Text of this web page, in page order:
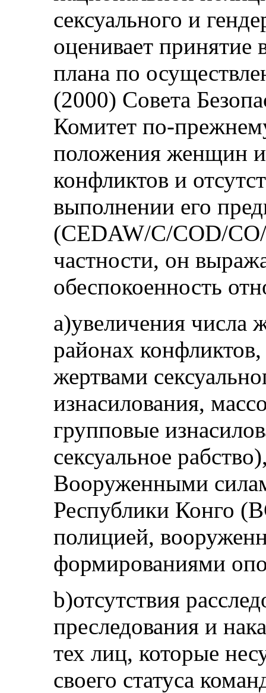
сексуального и
оценивает принятие
плана по
(2000) Совета
Комитет по-
положения женщин и
конфликтов и
выполнении его
(CEDAW/C/COD/
частности, он
обеспокоенность
а)увеличения числа
районах
жертвами
изнасилования,
групповые
сексуальное
Вооруженными
Республики Конго
полицией,
формированиями
b)отсутствия
преследования и
тех лиц, которые
своего статуса